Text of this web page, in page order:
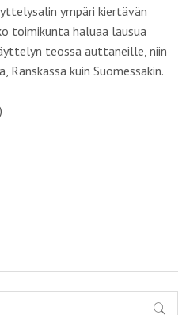
ympäri kiertävän
toimikunta haluaa lausua
teossa auttaneille, niin
Ranskassa kuin Suomessakin.